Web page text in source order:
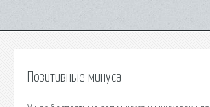
Позитивные минуса